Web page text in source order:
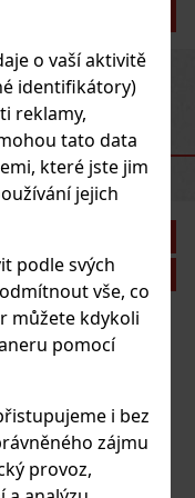
o vaší aktivitě
identifikátory)
reklamy,
tato data
které jste jim
jejich
podle svých
vše, co
můžete kdykoli
pomocí
i bez
zájmu
provoz,
Next